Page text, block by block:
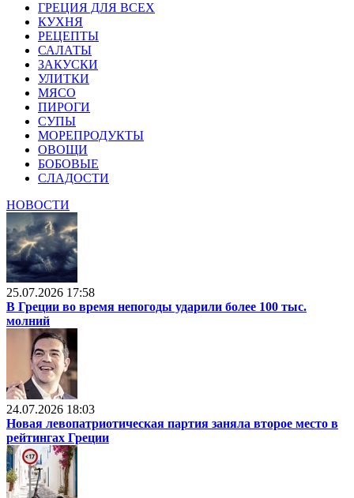
ГРЕЦИЯ ДЛЯ ВСЕХ
КУХНЯ
РЕЦЕПТЫ
САЛАТЫ
ЗАКУСКИ
УЛИТКИ
МЯСО
ПИРОГИ
СУПЫ
МОРЕПРОДУКТЫ
ОВОЩИ
БОБОВЫЕ
СЛАДОСТИ
НОВОСТИ
25.07.2026 17:58
В Греции во время непогоды ударили более 100 тыс.
молний
24.07.2026 18:03
Новая левопатриотическая партия заняла второе место в
рейтингах Греции